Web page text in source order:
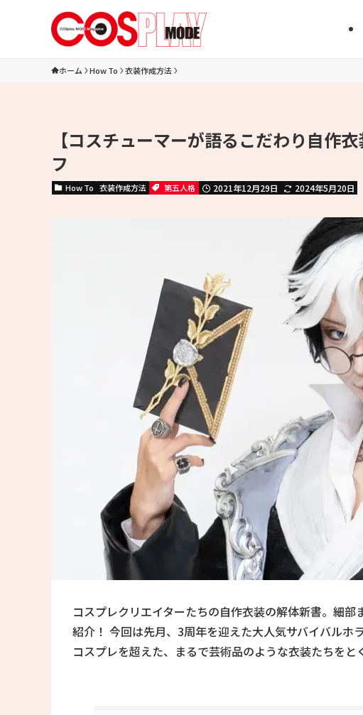
ホーム How To 衣装作成方法
【コスチューマーが語るこだわり自作
フ
How To 衣装作成方法 第五人格 2021年12月29日 2024年5月20日
コスプレクリエイターたちの自作衣装の解体新書。細
紹介！ 今回は先月、3周年を迎えた大人気サバイバル
コスプレを超えた、まるで芸術品のような衣装たちをと